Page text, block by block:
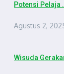
Potensi Pelaja
Agustus 2,
Wisuda